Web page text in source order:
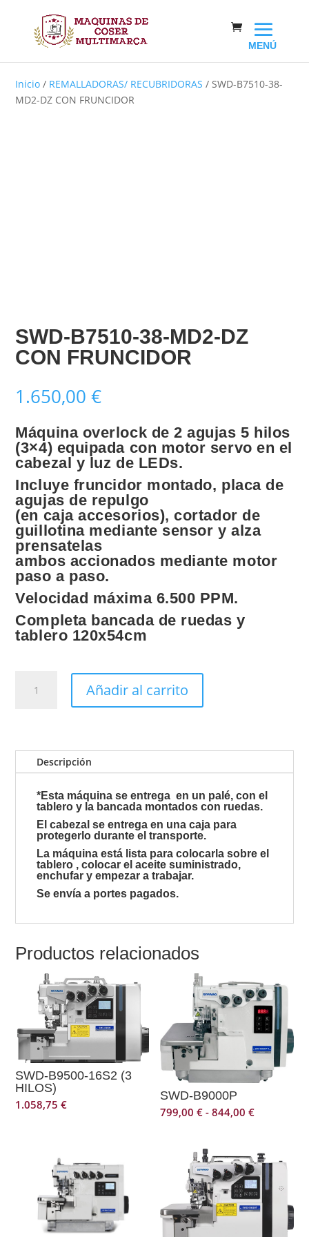
Inicio / REMALLADORAS/ RECUBRIDORAS / SWD-B7510-38-
MD2-DZ CON FRUNCIDOR
SWD-B7510-38-MD2-DZ
CON FRUNCIDOR
1.650,00€
Máquina overlock de 2 agujas 5 hilos
(3×4) equipada con motor servo en el
cabezal y luz de LEDs.
Incluye fruncidor montado, placa de
agujas de repulgo
(en caja accesorios), cortador de
guillotina mediante sensor y alza
prensatelas
ambos accionados mediante motor
paso a paso.
Velocidad máxima 6.500 PPM.
Completa bancada de ruedas y
tablero 120x54cm
B7510-
FRUNCIDOR
cantidad
Añadir al carrito
Descripción
*Esta máquina se entrega en un palé, con el
tablero y la bancada montados con ruedas.
El cabezal se entrega en una caja para
protegerlo durante el transporte.
La máquina está lista para colocarla sobre el
tablero , colocar el aceite suministrado,
enchufar y empezar a trabajar.
Se envía a portes pagados.
Productos relacionados
SWD-B9500-16S2 (3
HILOS)
1.058,75€
SWD-B9000P
799,00€ - 844,00€Rango
hasta
844,00 €